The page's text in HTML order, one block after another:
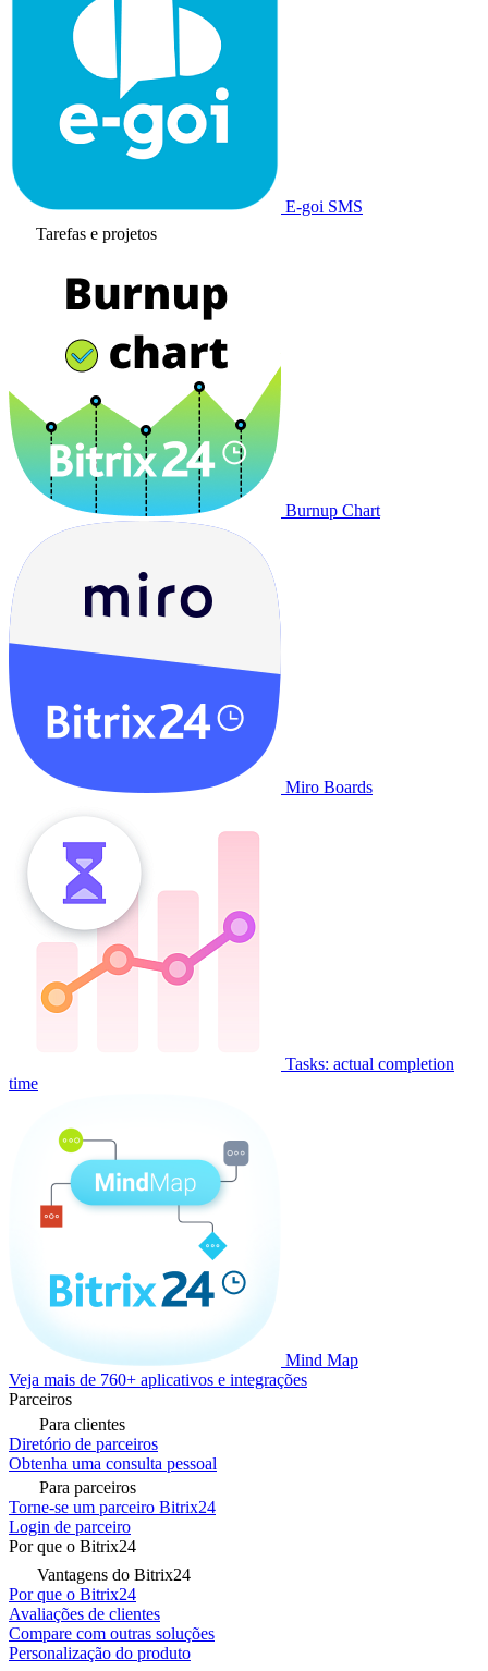
E-goi SMS
Tarefas e projetos
Burnup Chart
Miro Boards
Tasks: actual completion
time
Mind Map
Veja mais de 760+ aplicativos e integrações
Parceiros
Para clientes
Diretório de parceiros
Obtenha uma consulta pessoal
Para parceiros
Torne-se um parceiro Bitrix24
Login de parceiro
Por que o Bitrix24
Vantagens do Bitrix24
Por que o Bitrix24
Avaliações de clientes
Compare com outras soluções
Personalização do produto